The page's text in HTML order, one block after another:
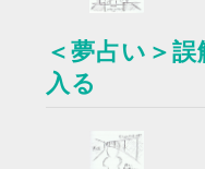
＜夢占い＞
入る